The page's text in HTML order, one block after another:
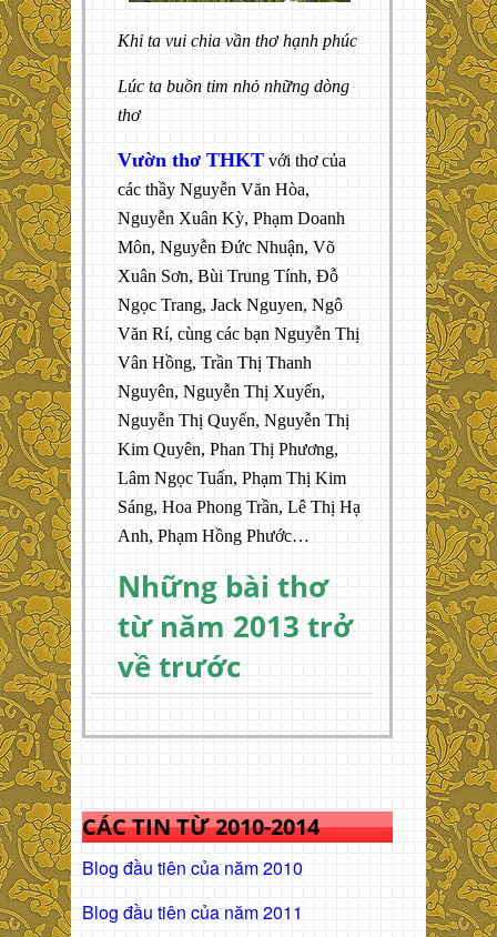
Khi ta vui chia vần thơ hạnh phúc
Lúc ta buồn tim nhỏ những dòng
thơ
Vườn thơ THKT với thơ của
các thầy Nguyễn Văn Hòa,
Nguyễn Xuân Kỳ, Phạm Doanh
Môn, Nguyễn Đức Nhuận, Võ
Xuân Sơn, Bùi Trung Tính, Đỗ
Ngọc Trang, Jack Nguyen, Ngô
Văn Rí, cùng các bạn Nguyễn Thị
Vân Hồng, Trần Thị Thanh
Nguyên, Nguyễn Thị Xuyến,
Nguyễn Thị Quyến, Nguyễn Thị
Kim Quyên, Phan Thị Phương,
Lâm Ngọc Tuấn, Phạm Thị Kim
Sáng, Hoa Phong Trần, Lê Thị Hạ
Anh, Phạm Hồng Phước…
Những bài thơ
từ năm 2013 trở
về trước
CÁC TIN TỪ 2010-2014
Blog đầu tiên của năm 2010
Blog đầu tiên của năm 2011